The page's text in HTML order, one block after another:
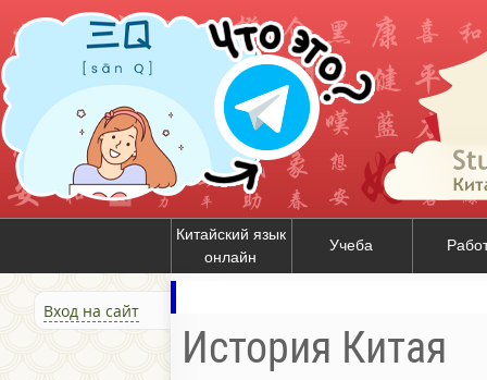
Китайский язык
онлайн
Учеба
Вход на сайт
История Китая